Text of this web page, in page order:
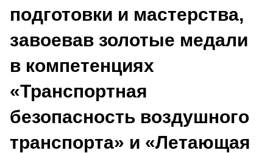
подготовки и мастерства,
завоевав золотые медали
в компетенциях
«Транспортная
безопасность воздушного
транспорта» и «Летающая